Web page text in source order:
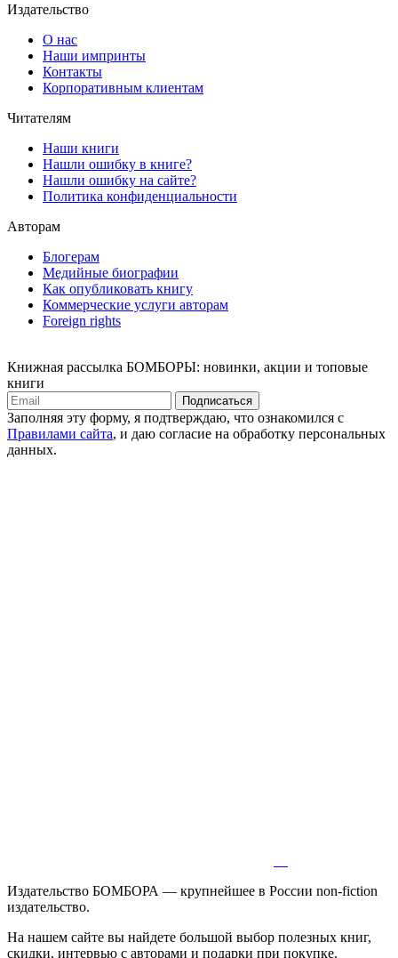
Издательство
О нас
Наши импринты
Контакты
Корпоративным клиентам
Читателям
Наши книги
Нашли ошибку в книге?
Нашли ошибку на сайте?
Политика конфиденциальности
Авторам
Блогерам
Медийные биографии
Как опубликовать книгу
Коммерческие услуги авторам
Foreign rights
Книжная рассылка БОМБОРЫ: новинки, акции и топовые
книги
Подписаться
Заполняя эту форму, я подтверждаю, что ознакомился с
Правилами сайта, и даю согласие на обработку персональных
данных.
Издательство БОМБОРА — крупнейшее в России non-fiction
издательство.
На нашем сайте вы найдете большой выбор полезных книг,
скидки, интервью с авторами и подарки при покупке.